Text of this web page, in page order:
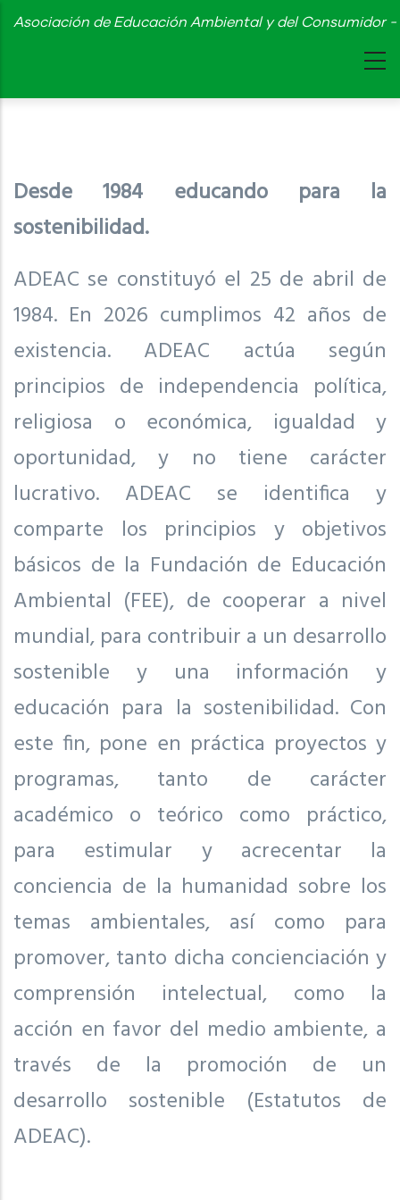
Skip
content
Asociación de Educación Ambiental y del Consumidor
Desde 1984 educando para la
sostenibilidad.
ADEAC se constituyó el 25 de abril de
1984. En 2026 cumplimos 42 años de
existencia. ADEAC actúa según
principios de independencia política,
religiosa o económica, igualdad y
oportunidad, y no tiene carácter
lucrativo. ADEAC se identifica y
comparte los principios y objetivos
básicos de la Fundación de Educación
Ambiental (FEE), de cooperar a nivel
mundial, para contribuir a un desarrollo
sostenible y una información y
educación para la sostenibilidad. Con
este fin, pone en práctica proyectos y
programas, tanto de carácter
académico o teórico como práctico,
para estimular y acrecentar la
conciencia de la humanidad sobre los
temas ambientales, así como para
promover, tanto dicha concienciación y
comprensión intelectual, como la
acción en favor del medio ambiente, a
través de la promoción de un
desarrollo sostenible (Estatutos de
ADEAC).